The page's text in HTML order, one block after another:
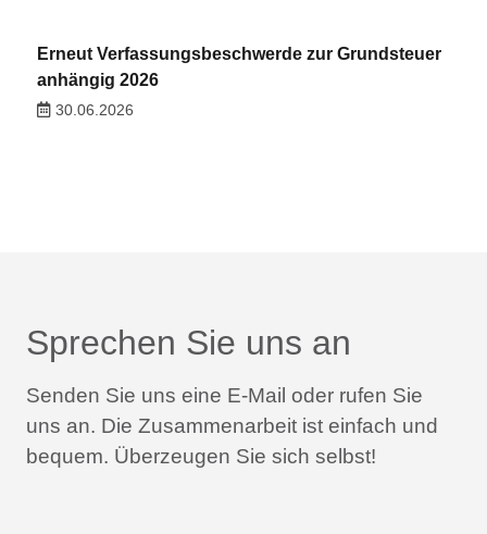
Erneut Verfassungsbeschwerde zur Grundsteuer
anhängig 2026
30.06.2026
Sprechen Sie uns an
Senden Sie uns eine E-Mail oder rufen Sie
uns an. Die Zusammenarbeit ist einfach und
bequem. Überzeugen Sie sich selbst!